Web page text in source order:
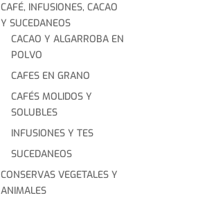
CAFÉ, INFUSIONES, CACAO
Y SUCEDANEOS
CACAO Y ALGARROBA EN
POLVO
CAFES EN GRANO
CAFÉS MOLIDOS Y
SOLUBLES
INFUSIONES Y TES
SUCEDANEOS
CONSERVAS VEGETALES Y
ANIMALES